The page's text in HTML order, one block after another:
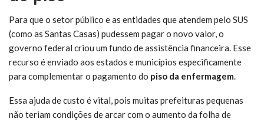
Para que o setor público e as entidades que atendem pelo SUS
(como as Santas Casas) pudessem pagar o novo valor, o
governo federal criou um fundo de assistência financeira. Esse
recurso é enviado aos estados e municípios especificamente
para complementar o pagamento do piso da enfermagem.
Essa ajuda de custo é vital, pois muitas prefeituras pequenas
não teriam condições de arcar com o aumento da folha de